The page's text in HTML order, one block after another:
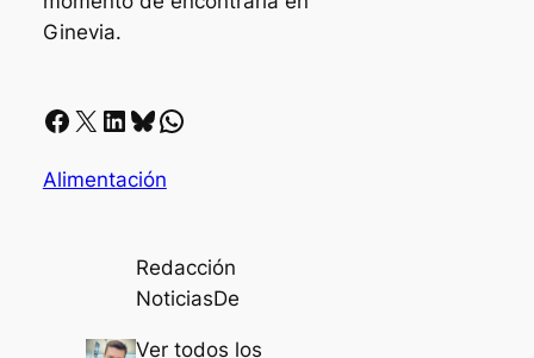
Ginevia.
Facebook X LinkedIn Bluesky Whatsapp
Alimentación
Redacción
NoticiasDe
Ver todos los